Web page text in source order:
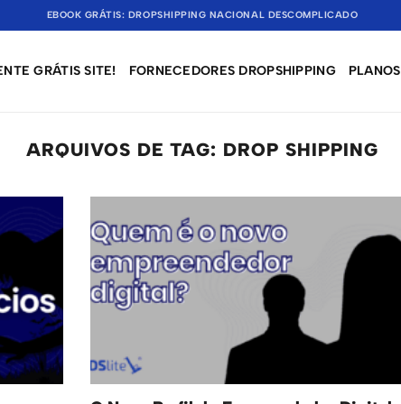
EBOOK GRÁTIS: DROPSHIPPING NACIONAL DESCOMPLICADO
GRÁTIS SITE! FORNECEDORES DROPSHIPPING PLANOS
ARQUIVOS DE TAG: DROP SHIPPING